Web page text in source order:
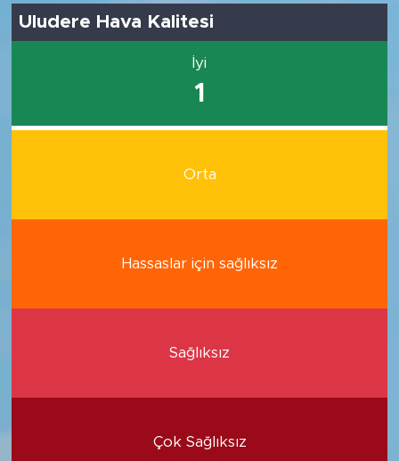
Uludere Hava Kalitesi
İyi
1
Orta
Hassaslar için sağlıksız
Sağlıksız
Çok Sağlıksız